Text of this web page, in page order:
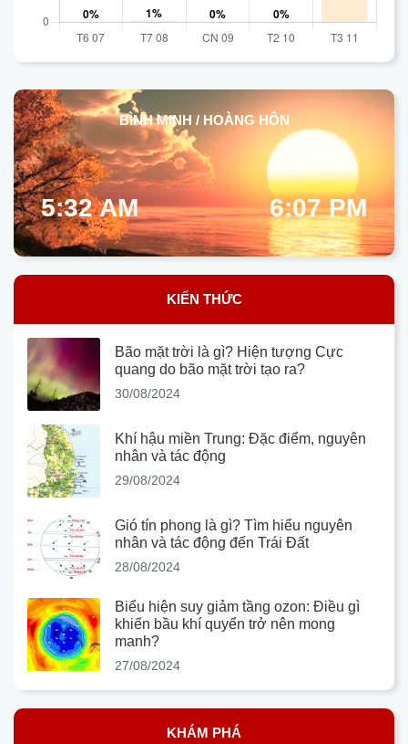
BÌNH MINH / HOÀNG HÔN
5:32 AM 6:07 PM
KIẾN THỨC
Bão mặt trời là gì? Hiện tượng Cực
quang do bão mặt trời tạo ra?
30/08/2024
Khí hậu miền Trung: Đặc điểm, nguyên
nhân và tác động
29/08/2024
Gió tín phong là gì? Tìm hiểu nguyên
nhân và tác động đến Trái Đất
28/08/2024
Biểu hiện suy giảm tầng ozon: Điều gì
khiến bầu khí quyển trở nên mong
manh?
27/08/2024
KHÁM PHÁ